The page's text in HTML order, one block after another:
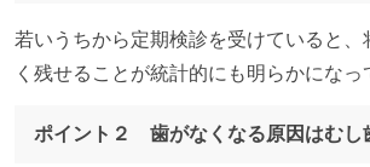
若いうちから定期検診を受けていると、
く残せることが統計的にも明らかになっ
ポイント２ 歯がなくなる原因はむし